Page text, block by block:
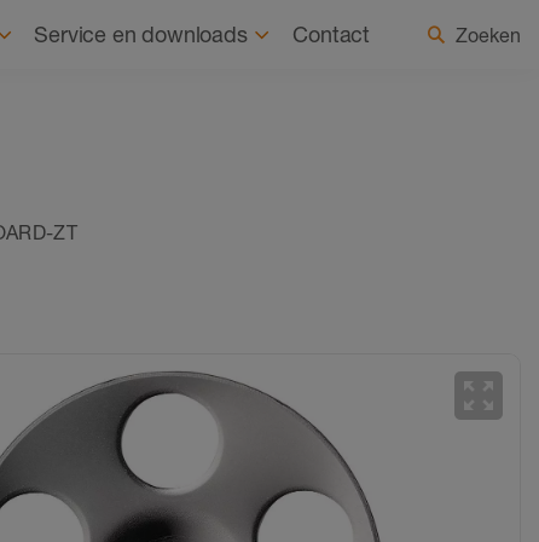
Nieuws Land / taal selecteren
Service en downloads Contact Zoeken
ZT